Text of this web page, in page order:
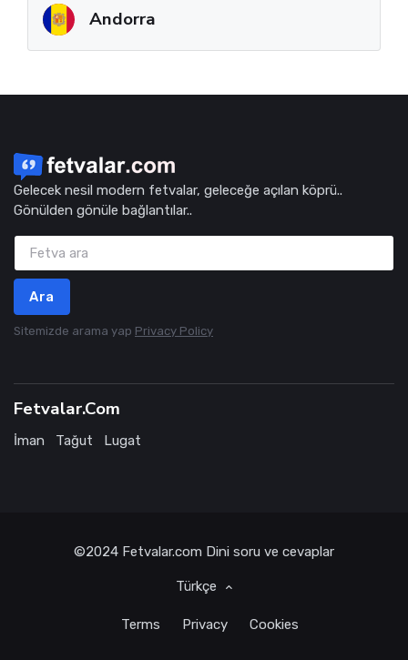
Andorra
Gelecek nesil modern fetvalar, geleceğe açılan köprü..
Gönülden gönüle bağlantılar..
Ara
Sitemizde arama yap Privacy Policy
Fetvalar.Com
İman Tağut Lugat
©2024 Fetvalar.com Dini soru ve cevaplar
Türkçe
Terms Privacy Cookies